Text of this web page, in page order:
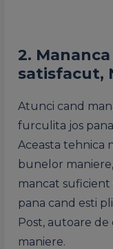
2.
satisfacut,
Atunci cand
furculita jos
Aceasta tehnica
bunelor
mancat suficient
pana cand esti
Post, autoare
maniere.